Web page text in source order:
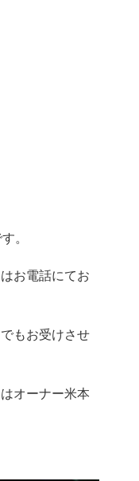
。
お電話にてお
もお受けさせ
オーナー米本